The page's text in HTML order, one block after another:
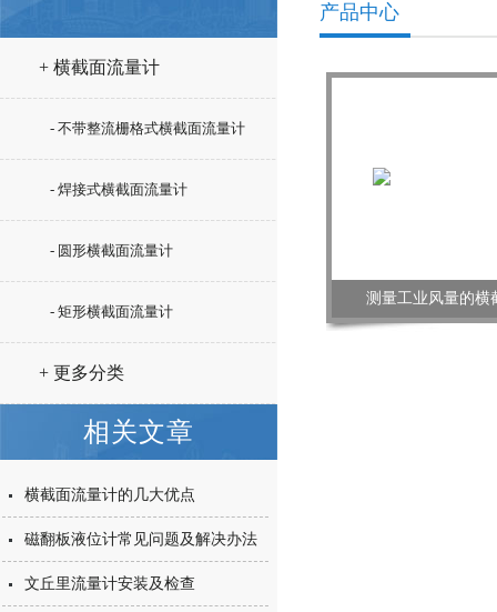
+ 横截面流量计
- 不带整流栅格式横截面流量计
- 焊接式横截面流量计
- 圆形横截面流量计
- 矩形横截面流量计
+ 更多分类
相关文章
横截面流量计的几大优点
磁翻板液位计常见问题及解决办法
文丘里流量计安装及检查
产品中心
测量工业风量的横